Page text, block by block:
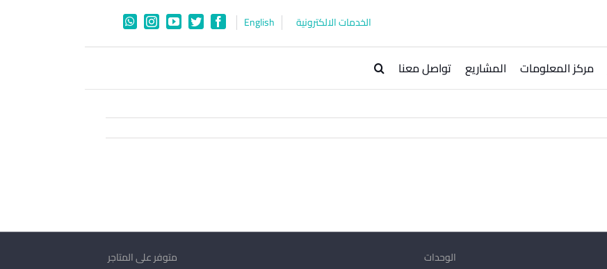
الخدمات الالكترونية English
Facebook
Twitter
YouTube
Instagram
WhatsApp
مركز المعلومات المشاريع تواصل معنا
الوحدات
متوفر على المتاجر